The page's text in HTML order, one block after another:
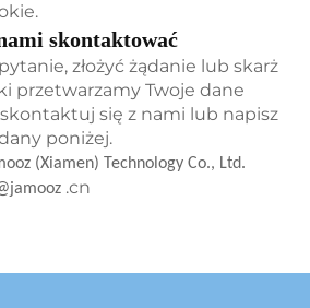
skontaktować
złożyć żądanie lub skarż
przetwarzamy Twoje dane
się z nami lub napisz
poniżej.
(Xiamen) Technology Co., Ltd.
.cn